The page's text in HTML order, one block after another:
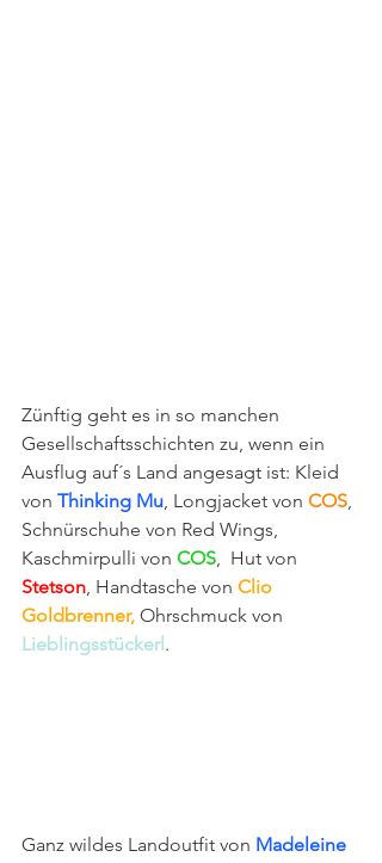
Zünftig geht es in so manchen
Gesellschaftsschichten zu, wenn ein
Ausflug auf´s Land angesagt ist: Kleid
von Thinking Mu, Longjacket von COS,
Schnürschuhe von Red Wings,
Kaschmirpulli von COS,  Hut von
Stetson, Handtasche von Clio
Goldbrenner, Ohrschmuck von
Lieblingsstückerl .
Ganz wildes Landoutfit von Madeleine